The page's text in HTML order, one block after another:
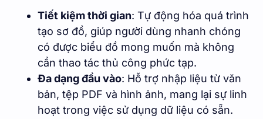
Tiết kiệm thời gian: Tự động hóa quá trình
tạo sơ đồ, giúp người dùng nhanh chóng
có được biểu đồ mong muốn mà không
cần thao tác thủ công phức tạp.
Đa dạng đầu vào: Hỗ trợ nhập liệu từ văn
bản, tệp PDF và hình ảnh, mang lại sự linh
hoạt trong việc sử dụng dữ liệu có sẵn.